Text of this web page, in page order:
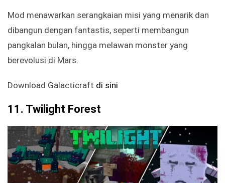
Mod menawarkan serangkaian misi yang menarik dan
dibangun dengan fantastis, seperti membangun
pangkalan bulan, hingga melawan monster yang
berevolusi di Mars.
Download Galacticraft di sini
11. Twilight Forest